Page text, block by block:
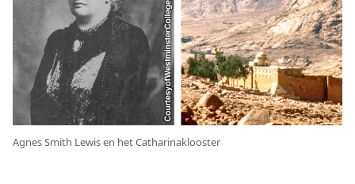
Agnes Smith Lewis en het Catharinaklooster